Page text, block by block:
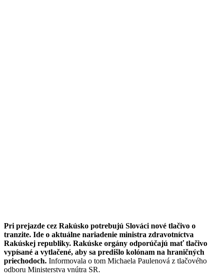
Pri prejazde cez Rakúsko potrebujú Slováci nové tlačivo o
tranzite. Ide o aktuálne nariadenie ministra zdravotníctva
Rakúskej republiky. Rakúske orgány odporúčajú mať tlačivo
vypísané a vytlačené, aby sa predišlo kolónam na hraničných
priechodoch. Informovala o tom Michaela Paulenová z tlačového
odboru Ministerstva vnútra SR.